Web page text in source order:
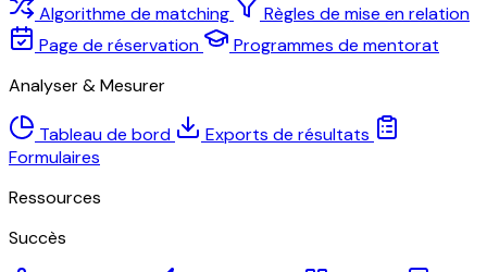
Algorithme de matching
Règles de mise en relation
Page de réservation
Programmes de mentorat
Analyser & Mesurer
Tableau de bord
Exports de résultats
Formulaires
Ressources
Succès